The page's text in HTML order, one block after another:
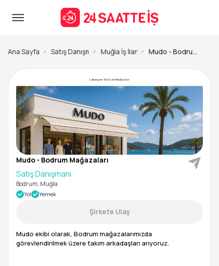
Ana Sayfa Satış Danışmanı İş İlanları
Muğla İş İlanları Mudo - Bodrum Mağazaları-Satış Danışmanı
Mudo - Bodrum Mağazaları
Satış Danışmanı
Bodrum, Muğla
Yol Yemek
Şirkete Ulaş
Mudo ekibi olarak, Bodrum mağazalarımızda
görevlendirilmek üzere takım arkadaşları arıyoruz.